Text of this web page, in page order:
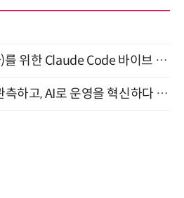
"모든 담당자(비개발자)를 위한 Claude Code 바이브 코딩 2-day 부트캠프" 9월 16~17일 개최
[올쇼TV] AI 인프라를 관측하고, AI로 운영을 혁신하다 (8월 11일 생방송)